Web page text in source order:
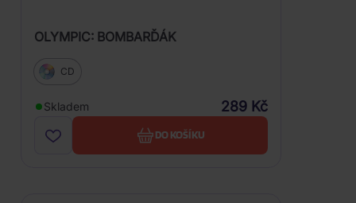
OLYMPIC: BOMBARĎÁK
CD
Skladem 289 Kč
DO KOŠÍKU